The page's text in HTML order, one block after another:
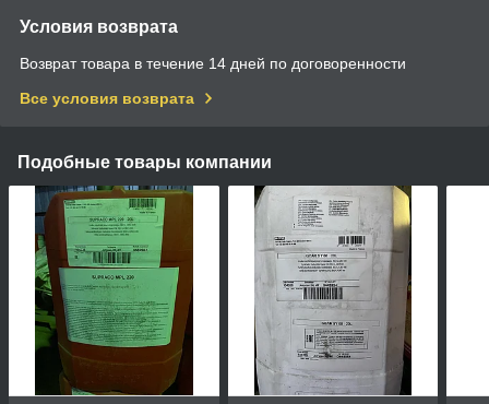
Условия возврата
Возврат товара в течение 14 дней по договоренности
Все условия возврата
Подобные товары компании